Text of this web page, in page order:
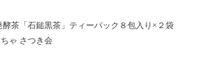
酵茶「石鎚黒茶」ティーパック８包入り×２袋
ゃ さつき会